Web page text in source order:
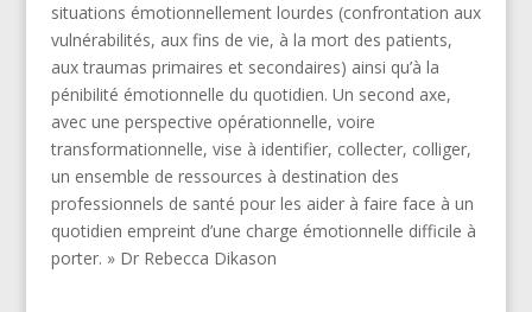
situations émotionnellement lourdes (confrontation aux
vulnérabilités, aux fins de vie, à la mort des patients,
aux traumas primaires et secondaires) ainsi qu’à la
pénibilité émotionnelle du quotidien. Un second axe,
avec une perspective opérationnelle, voire
transformationnelle, vise à identifier, collecter, colliger,
un ensemble de ressources à destination des
professionnels de santé pour les aider à faire face à un
quotidien empreint d’une charge émotionnelle difficile à
porter. » Dr Rebecca Dikason